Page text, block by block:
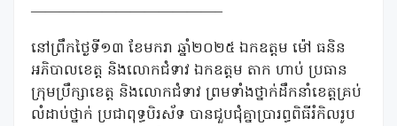
—————————————–
នៅព្រឹកថ្ងៃទី១៣ ខែមករា ឆ្នាំ២០២៥ ឯកឧត្តម ម៉ៅ ធនិន
អភិបាលខេត្ត និងលោកជំទាវ ឯកឧត្តម តាក ហាប់ ប្រធាន
ក្រុមប្រឹក្សាខេត្ត និងលោកជំទាវ ព្រមទាំងថ្នាក់ដឹកនាំខេត្តគ្រប់
លំដាប់ថ្នាក់ ប្រជាពុទ្ធបិរស័ទ បានជួបជុំគ្នាប្រារព្ធពិធីរំកិលរូប